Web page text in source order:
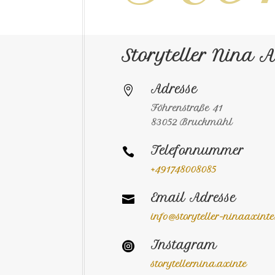
Storyteller Nina
 Adresse
Föhrenstraße 41
83052 Bruckmühl
 Telefonnummer
+491748008085
 Email Adresse
info@storyteller-
 Instagram
storyteller.nina.axinte